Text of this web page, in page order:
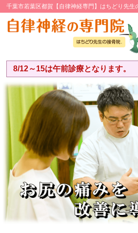
千葉市若葉区都賀【自律神経専門】はちどり先生
8/12～15は午前診療となります。